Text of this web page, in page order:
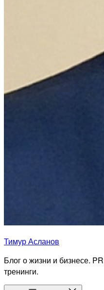
Тимур Асланов
Блог о жизни и бизнесе.
тренинги.